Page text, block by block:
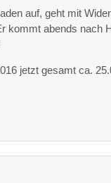
auf, geht mit
kommt abends nach
jetzt gesamt ca.